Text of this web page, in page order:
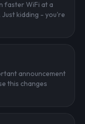
faster WiFi at a
kidding - you're
announcement
this changes